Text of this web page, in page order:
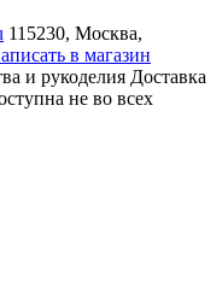
115230, Москва,
в магазин
и рукоделия Доставка
не во всех